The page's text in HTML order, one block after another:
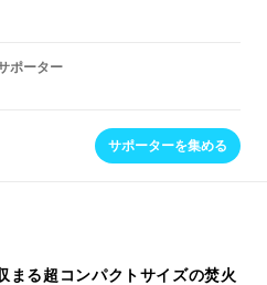
ポーター
サポーターを集める
まる超コンパクトサイズの焚火